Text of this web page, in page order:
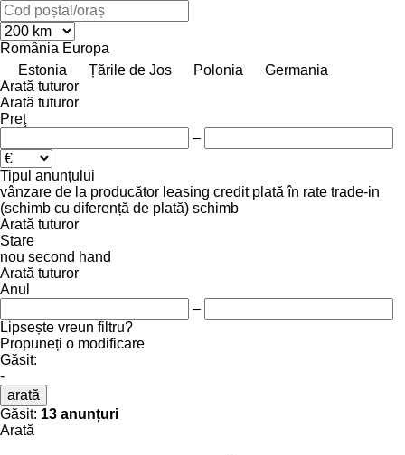
România Europa
Estonia
Țările de Jos Polonia
Germania
Arată tuturor
Arată tuturor
Preţ
–
Tipul anunțului
vânzare de la producător leasing credit plată în rate trade-in
(schimb cu diferență de plată) schimb
Arată tuturor
Stare
nou second hand
Arată tuturor
Anul
–
Lipsește vreun filtru?
Propuneți o modificare
Găsit:
-
arată
Găsit: 13 anunțuri
Arată